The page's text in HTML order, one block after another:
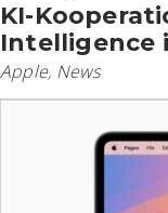
KI-
Intelligence
Apple, News